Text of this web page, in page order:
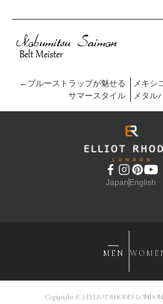
←ブルーストラップが魅せる
サマースタイル
メキシ
メタル
JapanEnglish
MEN
Copyright (C) ELLIOT RHODES